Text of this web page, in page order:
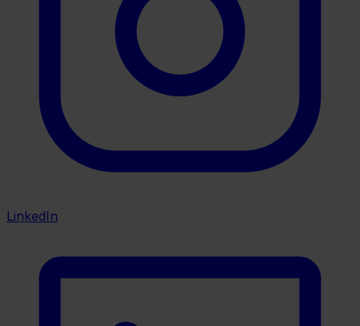
LinkedIn